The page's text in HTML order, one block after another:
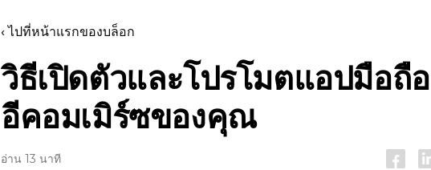
‹ ไปที่หน้าแรกของบล็อก
วิธีเปิดตัวและโปรโมตแอปมือถือ
อีคอมเมิร์ซของคุณ
อ่าน 13 นาที